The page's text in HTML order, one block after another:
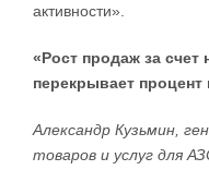
активности».
«Рост продаж за
перекрывает процент
Александр Кузьмин,
товаров и услуг для